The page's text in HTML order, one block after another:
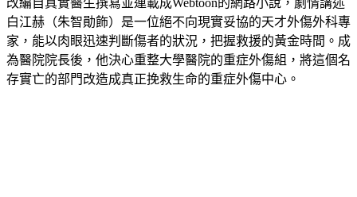
改編自真實醫生撰寫並連載成Webtoon的網路小說，劇情講述
白江赫（朱智勛飾）是一位絕不向現實妥協的天才外傷外科專
家，能以肉眼迅速判斷傷者的狀況，把握救援的黃金時間。成
為醫院院長後，他決心重整大學醫院的重症外傷組，將這個名
存實亡的部門改造成真正挽救生命的重症外傷中心。